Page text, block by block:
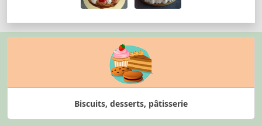
Biscuits, desserts, pâtisserie